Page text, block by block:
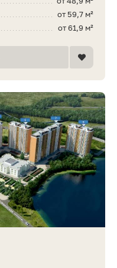
от 59,7 м²
от 61,9 м²